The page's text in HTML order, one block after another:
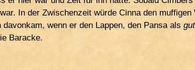
In der Zwischenzeit würde Cinna den
wenn er den Lappen, den Pansa als
Baracke.